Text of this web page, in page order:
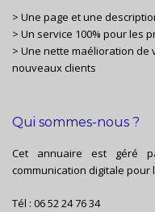
> Une page et une
> Un service 100% pour les
> Une nette maélioration
nouveaux clients
Qui sommes-nous ?
Cet annuaire est géré
communication digitale
Tél : 06 52 24 76 34